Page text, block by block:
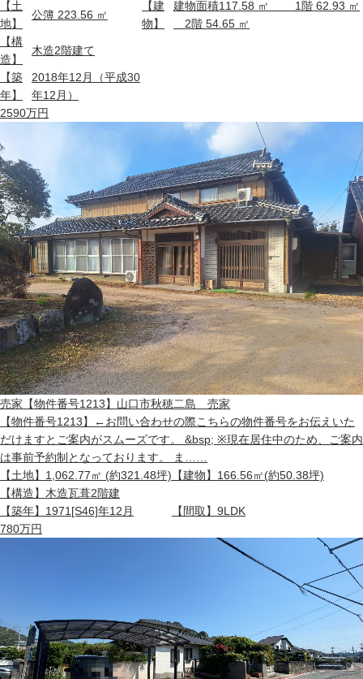
【土
地】
公簿 223.56 ㎡
【建
物】
建物面積117.58 ㎡ 1階 62.93 ㎡
2階 54.65 ㎡
【構
造】
木造2階建て
【築
年】
2018年12月（平成30
年12月）
2590万円
売家 【物件番号1213】山口市秋穂二島 売家
【物件番号1213】←お問い合わせの際こちらの物件番号をお伝えいた
だけますとご案内がスムーズです。 &bsp; ※現在居住中のため、ご案内
は事前予約制となっております。 ま……
【土地】 1,062.77㎡ (約321.48坪) 【建物】 166.56㎡(約50.38坪)
【構造】 木造瓦葺2階建
【築年】 1971[S46]年12月 【間取】 9LDK
780万円